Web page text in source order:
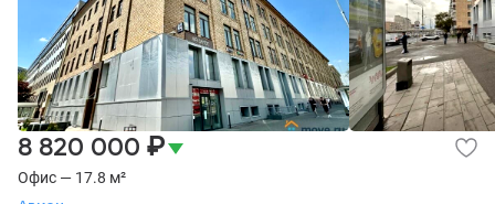
Офис — 17.8 м²
8 820 000 ₽